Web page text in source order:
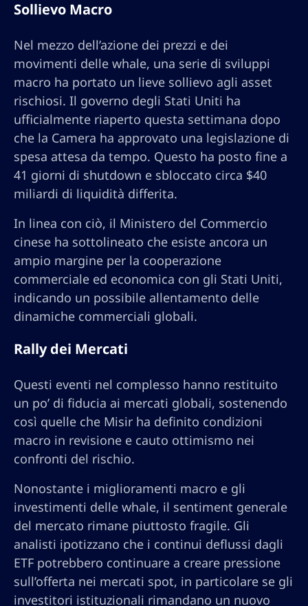
Sollievo Macro
Nel mezzo dell’azione dei prezzi e dei
movimenti delle whale, una serie di sviluppi
macro ha portato un lieve sollievo agli asset
rischiosi. Il governo degli Stati Uniti ha
ufficialmente riaperto questa settimana dopo
che la Camera ha approvato una legislazione di
spesa attesa da tempo. Questo ha posto fine a
41 giorni di shutdown e sbloccato circa $40
miliardi di liquidità differita.
In linea con ciò, il Ministero del Commercio
cinese ha sottolineato che esiste ancora un
ampio margine per la cooperazione
commerciale ed economica con gli Stati Uniti,
indicando un possibile allentamento delle
dinamiche commerciali globali.
Rally dei Mercati
Questi eventi nel complesso hanno restituito
un po’ di fiducia ai mercati globali, sostenendo
così quelle che Misir ha definito condizioni
macro in revisione e cauto ottimismo nei
confronti del rischio.
Nonostante i miglioramenti macro e gli
investimenti delle whale, il sentiment generale
del mercato rimane piuttosto fragile. Gli
analisti ipotizzano che i continui deflussi dagli
ETF potrebbero continuare a creare pressione
sull’offerta nei mercati spot, in particolare se gli
investitori istituzionali rimandano un nuovo